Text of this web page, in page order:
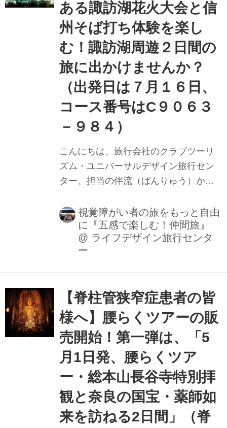
ジプトのピラミッド観光へ是非お出か
けしませんか。（【五感で楽しむ！仲
間旅】とは、視覚障がいがあるお客様
の「旅の夢」を実現することを目的と
した国内・海外旅...
ある諏訪湖花火大会と信
州そば打ち体験を楽し
む！諏訪湖周遊２日間の
旅に出かけませんか？
（出発日は７月１６日、
コース番号はC９０６３
－９８４）
こんにちは、旅行会社のクラブツーリ
ズム・ユニバーサルデザイン旅行セン
ター、担当の伴流（ばんりゅう）から
る諏訪湖の花火を約１３０メートルほ
どの至近距離の桟敷席からカラダで感
じていただくプログラムを中心に、諏
すので、是非この機会をお見逃しな
く！詳しくは、以下をご確認下さい。
（【五感で楽しむ！仲間旅】とは、視
覚障がいがあるお客様の「旅の夢」を
実現することを目的とした国内・海外
旅行商品ブランドです。視覚障がいが
なくても、ご友人やご興味がある方の
ご参加も大歓迎で...
視覚障がい者の旅をもっと自由
に『五感で楽しむ！仲間旅』
@ ライフデザイン旅行センタ
ー
【脊柱管狭窄症患者の皆
様へ】腰らくツアーの販
売開始！第一弾は、「5
月1日発、腰らくツア
ー・総本山長谷寺特別拝
観と奈良の国宝・薬師如
来を訪ねる2日間」（脊